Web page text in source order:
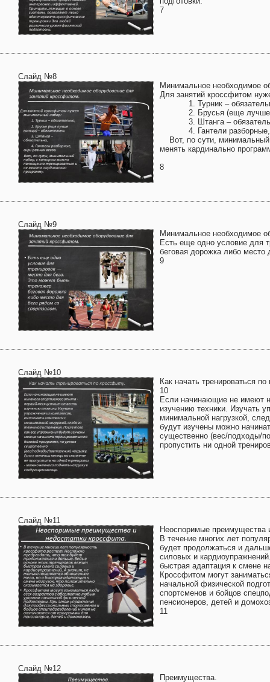
7
Слайд №8
Минимальное необходимое
Для занятий кроссфитом
1. Турник –
2. Брусья (еще лучше
3. Штанга –
4. Гантели разборные,
Вот, по сути, минимальный
менять кардинально
8
Слайд №9
Минимальное необходимое
Есть еще одно условие для
беговая дорожка либо место
9
Слайд №10
Как начать тренироваться
10
Если начинающие не имеют
изучению техники. Изучать
минимальной нагрузкой,
будут изучены можно
существенно (вес/подходы/
пропустить ни одной
Слайд №11
Неоспоримые преимущества
В течение многих лет
будет продолжаться и
силовых и
быстрая адаптация к смене
Кроссфитом могут
начальной физической
спортсменов и бойцов
пенсионеров, детей и
11
Слайд №12
Преимущества.